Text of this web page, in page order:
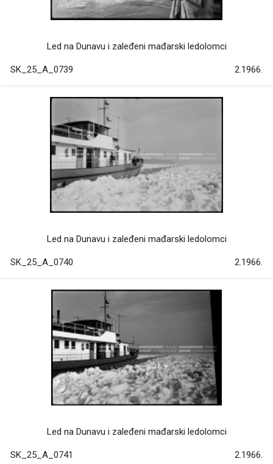
Led na Dunavu i zaleđeni mađarski ledolomci
SK_25_A_0739 2.1966.
Led na Dunavu i zaleđeni mađarski ledolomci
SK_25_A_0740 2.1966.
Led na Dunavu i zaleđeni mađarski ledolomci
SK_25_A_0741 2.1966.